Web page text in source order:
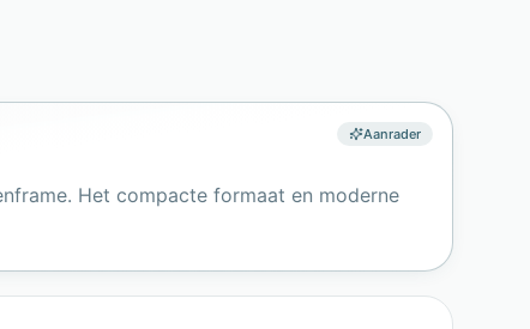
Aanrader
Het compacte formaat en moderne